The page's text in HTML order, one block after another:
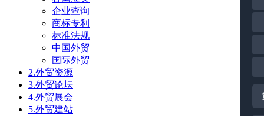
企业查询
商标专利
标准法规
中国外贸
国际外贸
2.外贸资源
3.外贸论坛
4.外贸展会
5.外贸建站